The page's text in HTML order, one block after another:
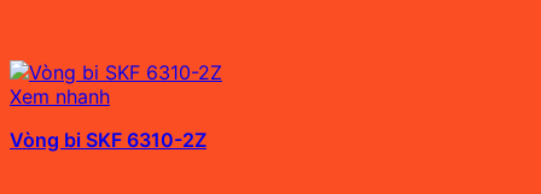
Xem nhanh
Vòng bi SKF 6310-2Z